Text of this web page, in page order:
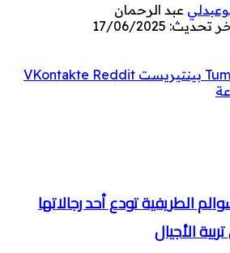
عبد الرحمان
تحديث: 17/06/2025
بينتيريست
الطريفية تودع أحد رجالاتها
الأجيال